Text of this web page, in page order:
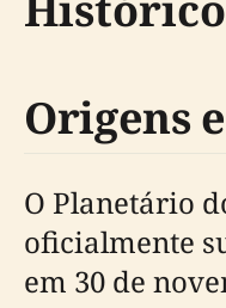
Origens
O Planetário
oficialmente
em 30 de